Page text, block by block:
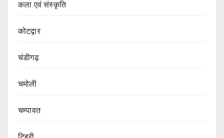
कला एवं संस्कृति
कोटद्वार
चंडीगढ़
चमोली
चम्पावत